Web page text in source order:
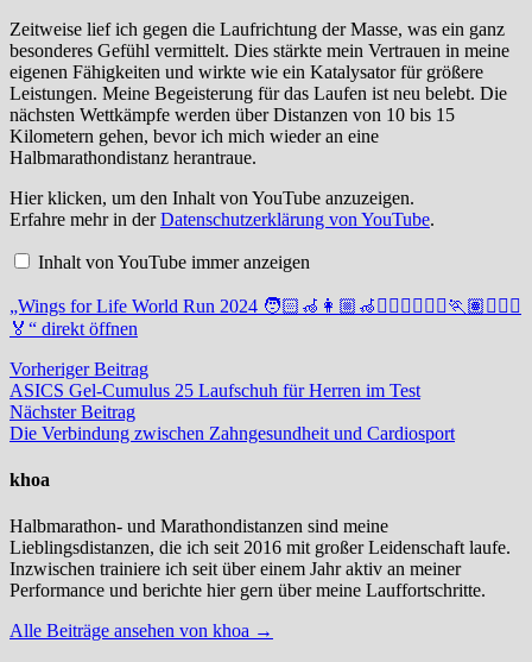
Zeitweise lief ich gegen die Laufrichtung der Masse, was ein ganz
besonderes Gefühl vermittelt. Dies stärkte mein Vertrauen in meine
eigenen Fähigkeiten und wirkte wie ein Katalysator für größere
Leistungen. Meine Begeisterung für das Laufen ist neu belebt. Die
nächsten Wettkämpfe werden über Distanzen von 10 bis 15
Kilometern gehen, bevor ich mich wieder an eine
Halbmarathondistanz herantraue.
„Wings
for
Life
Run
🧑🏻‍🦽
👩🏼‍🦽
🏃🏻‍♂️
🏃🏽‍♀️
🏃🏽
🏃🏾‍♀️
🏅“
von
anzeigen
Hier klicken, um den Inhalt von YouTube anzuzeigen.
Erfahre mehr in derDatenschutzerklärung von YouTube.
Inhalt von YouTube immer anzeigen
„Wings for Life World Run 2024 🧑🏻‍🦽👩🏼‍🦽🏃🏻‍♂️🏃🏽‍♀️🏃🏽🏃🏾‍♀️
🏅“ direkt öffnen
Beitragsnavigation
Vorheriger BeitragVorheriger
Beitrag:
ASICS Gel-Cumulus 25 Laufschuh für Herren im Test
Nächster BeitragNächster
Beitrag:
Die Verbindung zwischen Zahngesundheit und Cardiosport
khoa
Halbmarathon- und Marathondistanzen sind meine
Lieblingsdistanzen, die ich seit 2016 mit großer Leidenschaft laufe.
Inzwischen trainiere ich seit über einem Jahr aktiv an meiner
Performance und berichte hier gern über meine Lauffortschritte.
Alle Beiträge ansehen von khoa →